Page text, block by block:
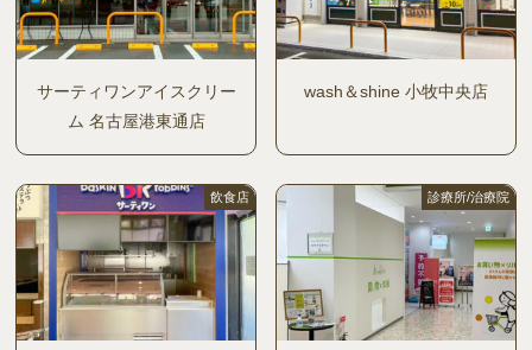
サーティワンアイスクリー
ム 名古屋港東通店
wash＆shine 小牧中央店
飲食店 診療所/治療院